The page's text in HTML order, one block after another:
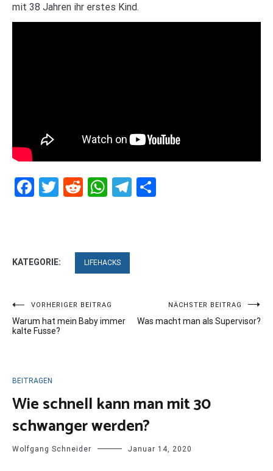
mit 38 Jahren ihr erstes Kind.
Facebook
Twitter
RedditWhatsApp
Telegram
KATEGORIE: LIFEHACKS
Beitragsnavigation
VORHERIGER BEITRAG
Warum hat mein Baby immer
kalte Fusse?
NÄCHSTER BEITRAG
Was macht man als Supervisor?
BEITRAGEN
Wie schnell kann man mit 30
schwanger werden?
Wolfgang Schneider Januar 14, 2020